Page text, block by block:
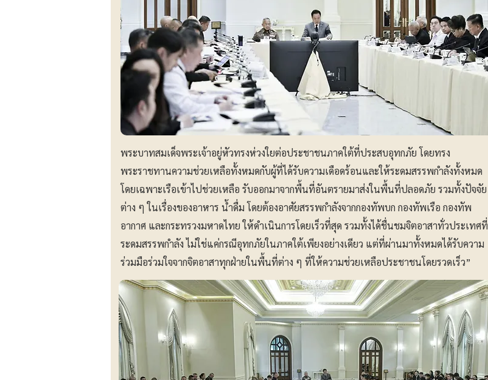
พระบาทสมเด็จพระเจ้าอยู่หัวทรงห่วงใยต่อประชาชนภาคใต้ที่ประสบอุทกภัย โดยทรง
พระราชทานความช่วยเหลือทั้งหมดกับผู้ที่ได้รับความเดือดร้อนและให้ระดมสรรพกําลังทั้งหมด
โดยเฉพาะเรือเข้าไปช่วยเหลือ รับออกมาจากพื้นที่อันตรายมาส่งในพื้นที่ปลอดภัย รวมทั้งปัจจัย
ต่าง ๆ ในเรื่องของอาหาร น้ำดื่ม โดยต้องอาศัยสรรพกำลังจากกองทัพบก กองทัพเรือ กองทัพ
อากาศ และกระทรวงมหาดไทย ให้ดำเนินการโดยเร็วที่สุด รวมทั้งได้ชื่นชมจิตอาสาทั่วประเทศที่
ระดมสรรพกําลัง ไม่ใช่แค่กรณีอุทกภัยในภาคใต้เพียงอย่างเดียว แต่ที่ผ่านมาทั้งหมดได้รับความ
ร่วมมือร่วมใจจากจิตอาสาทุกฝ่ายในพื้นที่ต่าง ๆ ที่ให้ความช่วยเหลือประชาชนโดยรวดเร็ว”